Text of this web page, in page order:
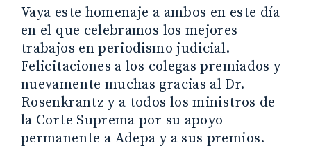
Vaya este homenaje a ambos en este día
en el que celebramos los mejores
trabajos en periodismo judicial.
Felicitaciones a los colegas premiados y
nuevamente muchas gracias al Dr.
Rosenkrantz y a todos los ministros de
la Corte Suprema por su apoyo
permanente a Adepa y a sus premios.